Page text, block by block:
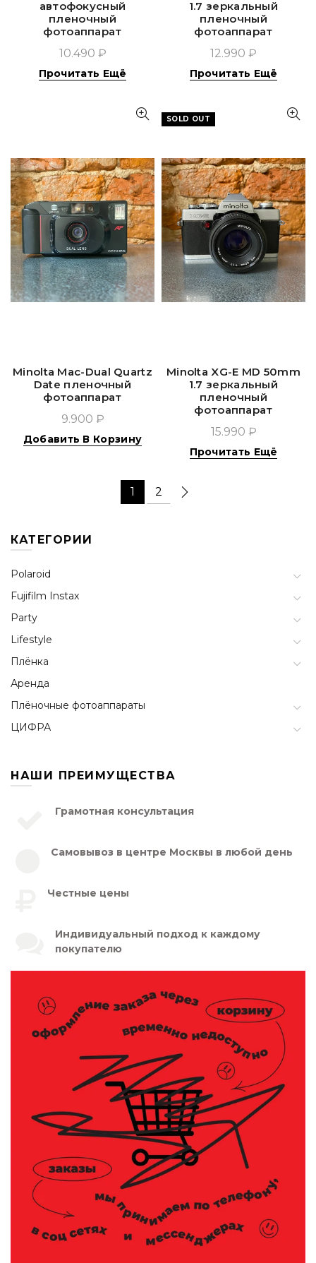
автофокусный
пленочный
фотоаппарат
10.490 ₽
Прочитать Ещё
1.7 зеркальный
пленочный
фотоаппарат
12.990 ₽
Прочитать Ещё
Minolta Mac-Dual Quartz
Date пленочный
фотоаппарат
9.900 ₽
Добавить В Корзину
SOLD OUT
Minolta XG-E MD 50mm
1.7 зеркальный
пленочный
фотоаппарат
15.990 ₽
Прочитать Ещё
1 2
КАТЕГОРИИ
Polaroid
Fujifilm Instax
Party
Lifestyle
Плёнка
Аренда
Плёночные фотоаппараты
ЦИФРА
НАШИ ПРЕИМУЩЕСТВА
Грамотная консультация
Самовывоз в центре Москвы в любой день
Честные цены
Индивидуальный подход к каждому
покупателю